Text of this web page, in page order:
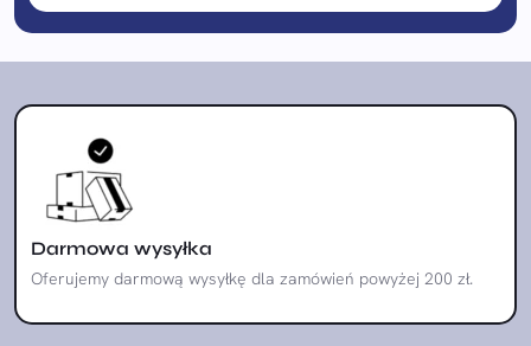
Darmowa wysyłka
Oferujemy darmową wysyłkę dla zamówień powyżej 200 zł.